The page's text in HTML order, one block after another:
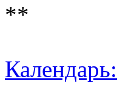
**
Календарь: